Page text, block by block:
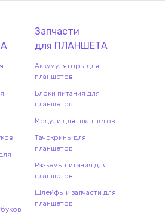
А
Запчасти
для ПЛАНШЕТА
Аккумуляторы для
планшетов
Блоки питания для
планшетов
Модули для планшетов
Тачскрины для
планшетов
Разъемы питания для
планшетов
Шлейфы и запчасти для
планшетов